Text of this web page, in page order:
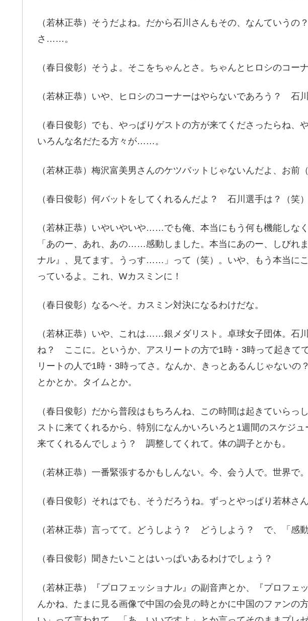
（若林正恭）そうだよね。だから石川さんもその、なんていう
さ……。
（春日俊彰）そうよ。そこをちゃんとさ。ちゃんとヒロシのコー
（若林正恭）いや、ヒロシのコーナーはやらないであろう？ 石川
（春日俊彰）でも、やっぱりゲストの方が来てくださったらね
いろんな名だたる方々が……。
（若林正恭）梅沢富美男さんのケツバットじゃないんだよ、お前（
（春日俊彰）何バットをしてくれるんだよ？ 石川選手は？（笑）
（若林正恭）いやいやいや……でも俺、本当にもう何も機能しな
「あのー、あれ、あの……感動しました。本当にあのー、しびれ
ナル』、見てます。うっす……」って（笑）。いや、もう本当
っているよ。これ、Wカスミンに！
（春日俊彰）なるへそ。カスミン対決になるわけだな。
（若林正恭）いや、これは……銀メダリスト。卓球女子団体。石
ね？ ここに。というか、アスリートの方で1時・3時って起きて
リートの人で1時・3時ってさ。なんか、きっとあるんじゃない
とかとか。タイムとか。
（春日俊彰）だから普段はもちろんね、この時間は起きていら
ストに来てくれるから、特別になんかいろいろと1週間のスケジ
来てくれるんでしょう？ 調整してくれて。体の調子とかも。
（若林正恭）一番緊張するかもしんない。今、会う人で。世界で。
（春日俊彰）それはでも、そうだろうね。ずっとやっぱり若林さ
（若林正恭）言ってて。どうしよう？ どうしよう？ で、「感
（春日俊彰）聞きたいことはいっぱいあるわけでしょう？
（若林正恭）『プロフェッショナル』の副音声とか、『プロフェ
んかね、たまに見る画像で中国の会見の時とかに中国のファンの